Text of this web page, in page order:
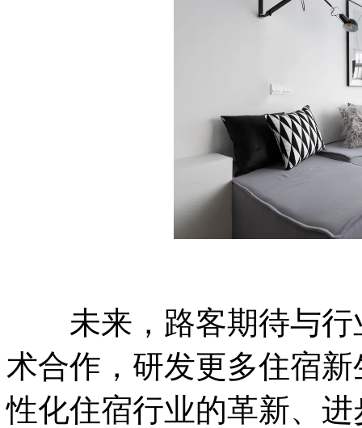
未来，路客期待与行
术合作，研发更多住宿
性化住宿行业的革新、